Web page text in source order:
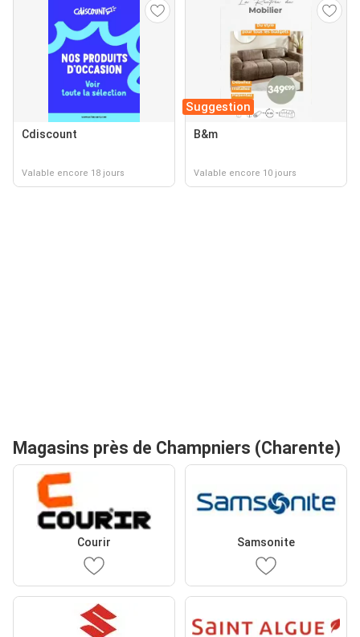
Cdiscount
Valable encore 18 jours
Suggestion
B&m
Valable encore 10 jours
Magasins près de Champniers (Charente)
Courir Samsonite